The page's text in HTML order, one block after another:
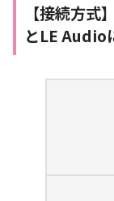
【接続方式】
とLE Audio